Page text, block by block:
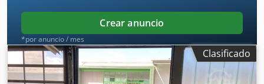
Crear anuncio
*por anuncio / mes
Clasificado